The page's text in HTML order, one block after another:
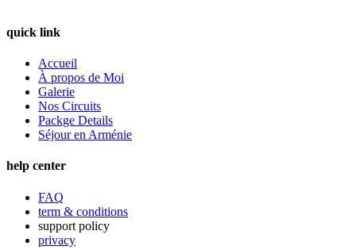
quick link
Accueil
À propos de Moi
Galerie
Nos Circuits
Packge Details
Séjour en Arménie
help center
FAQ
term & conditions
support policy
privacy